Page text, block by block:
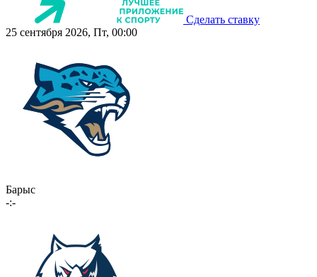
Сделать ставку
25 сентября 2026, Пт, 00:00
Барыс
-:-